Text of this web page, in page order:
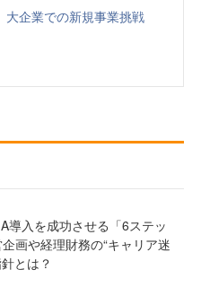
大企業での新規事業挑戦
導入を成功させる「6ステッ
画や経理財務の“キャリア迷
とは？